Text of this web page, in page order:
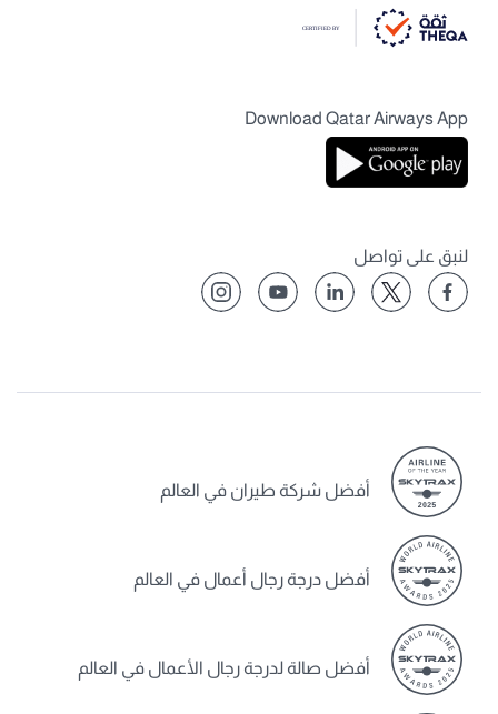
Download Qatar Airways App
لنبق على تواصل
أفضل شركة طيران في العالم
أفضل درجة رجال أعمال في العالم
أفضل صالة لدرجة رجال الأعمال في العالم